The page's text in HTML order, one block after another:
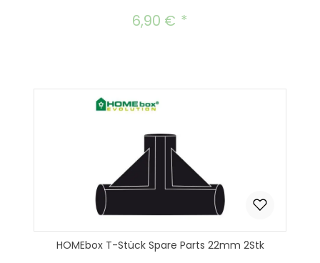
Regulärer Preis:
6,90 €
HOMEbox T-Stück Spare Parts 22mm 2Stk